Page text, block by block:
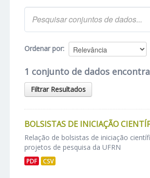
Ordenar por
1 conjunto de dados
Filtrar Resultados
BOLSISTAS DE INICIAÇÃO
Relação de bolsistas de iniciação
projetos de pesquisa da UFRN
PDF CSV